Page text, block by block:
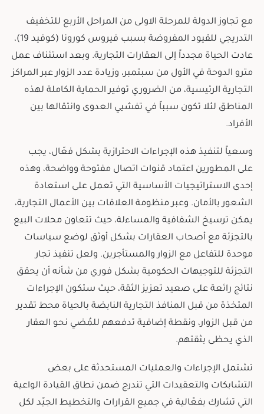
مع تجاوز الدولة للمرحلة الاولى من المراحل الأربع للتخفيف
التدريجي للقيود المفروضة بسبب فيروس كورونا (كوفيد 19)،
عادت الحياة مجدداً إلى العقارات التجارية. وبعد استئناف عمل
مترو الدوحة في الأول من سبتمبر، وزيادة عدد الزوار عبر المراكز
التجارية الرئيسية، من الضروري توفير الحماية الكاملة لهذه
المناطق لئلا تكون سبباً في تفشيي العدوى وانتقالها بين
الأفراد.
وسعياً لتنفيذ هذه الإجراءات الاحترازية بشكل فعّال، يجب
على المطورين اعتماد قنوات اتصال مفتوحة وواضحة، وهذه
إحدى الاستراتيجيات الأساسية التي تعمل على استعادة
الشعور بالأمان. وعبر منظومة العلاقات بين الأعمال التجارية،
يمكن ترسيخ الشفافية والمساءلة، حيث تتعاون محلات البيع
بالتجزئة مع أصحاب العقارات بشكل أوثق لوضع سياسات
موحدة للتفاعل مع الزوار والمستأجرين. ولعل تنفيذ تجار
التجزئة للتوجيهات الحكومية بشكل فوري من شأنه أن يحقق
نتائج رائعة على صعيد تعزيز الثقة، حيث ستكون الإجراءات
المتخذة من قبل المنافذ التجارية النابضة بالحياة محط تقدير
من قبل الزوار، ونقطة إضافية تدفعهم للمُضي نحو العقار
الذي يحظى بثقتهم.
تشتمل الإجراءات والعمليات المستحدثة على بعض
التشابكات والتعقيدات التي تندرج ضمن نطاق القيادة الواعية
التي تشارك بفعّالية في جميع القرارات والتخطيط الجيّد لكل